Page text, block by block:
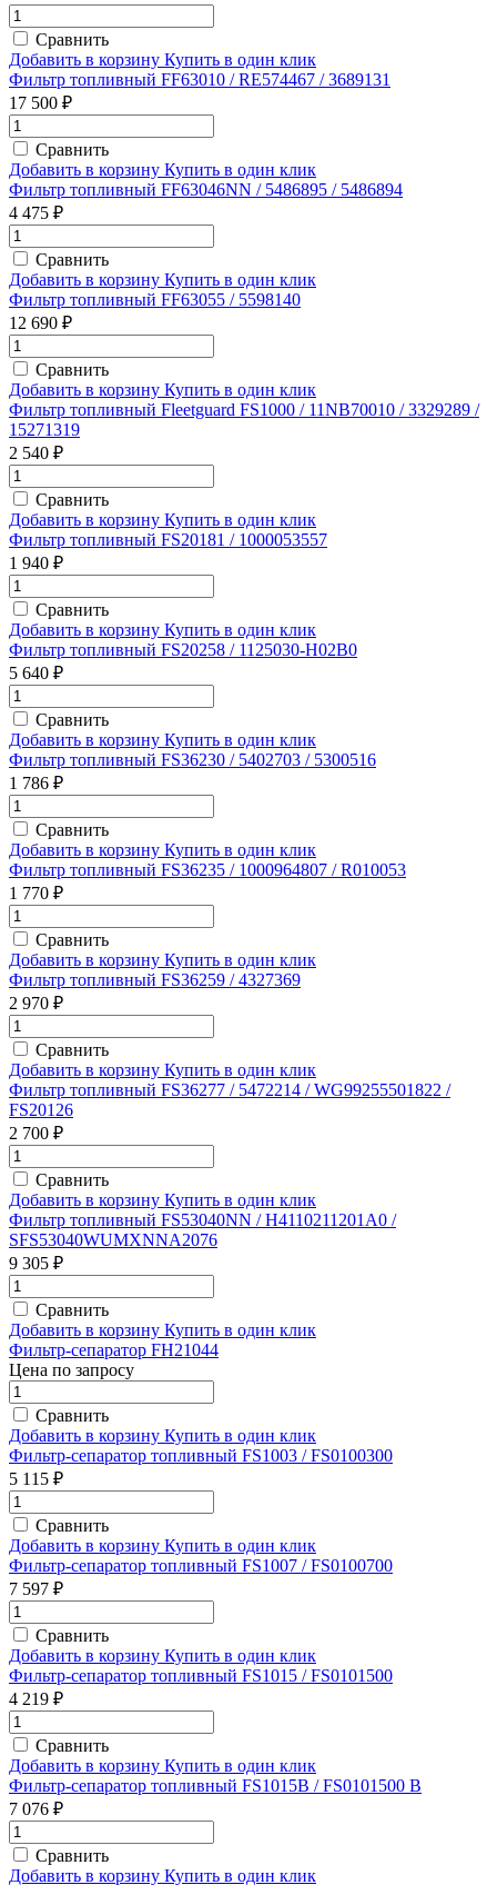
Сравнить
Добавить в корзину Купить в один клик
Фильтр топливный FF63010 / RE574467 / 3689131
17 500 ₽
Сравнить
Добавить в корзину Купить в один клик
Фильтр топливный FF63046NN / 5486895 / 5486894
4 475 ₽
Сравнить
Добавить в корзину Купить в один клик
Фильтр топливный FF63055 / 5598140
12 690 ₽
Сравнить
Добавить в корзину Купить в один клик
Фильтр топливный Fleetguard FS1000 / 11NB70010 / 3329289 /
15271319
2 540 ₽
Сравнить
Добавить в корзину Купить в один клик
Фильтр топливный FS20181 / 1000053557
1 940 ₽
Сравнить
Добавить в корзину Купить в один клик
Фильтр топливный FS20258 / 1125030-H02B0
5 640 ₽
Сравнить
Добавить в корзину Купить в один клик
Фильтр топливный FS36230 / 5402703 / 5300516
1 786 ₽
Сравнить
Добавить в корзину Купить в один клик
Фильтр топливный FS36235 / 1000964807 / R010053
1 770 ₽
Сравнить
Добавить в корзину Купить в один клик
Фильтр топливный FS36259 / 4327369
2 970 ₽
Сравнить
Добавить в корзину Купить в один клик
Фильтр топливный FS36277 / 5472214 / WG99255501822 /
FS20126
2 700 ₽
Сравнить
Добавить в корзину Купить в один клик
Фильтр топливный FS53040NN / H4110211201A0 /
SFS53040WUMXNNA2076
9 305 ₽
Сравнить
Добавить в корзину Купить в один клик
Фильтр-сепаратор FH21044
Цена по запросу
Сравнить
Добавить в корзину Купить в один клик
Фильтр-сепаратор топливный FS1003 / FS0100300
5 115 ₽
Сравнить
Добавить в корзину Купить в один клик
Фильтр-сепаратор топливный FS1007 / FS0100700
7 597 ₽
Сравнить
Добавить в корзину Купить в один клик
Фильтр-сепаратор топливный FS1015 / FS0101500
4 219 ₽
Сравнить
Добавить в корзину Купить в один клик
Фильтр-сепаратор топливный FS1015B / FS0101500 B
7 076 ₽
Сравнить
Добавить в корзину Купить в один клик